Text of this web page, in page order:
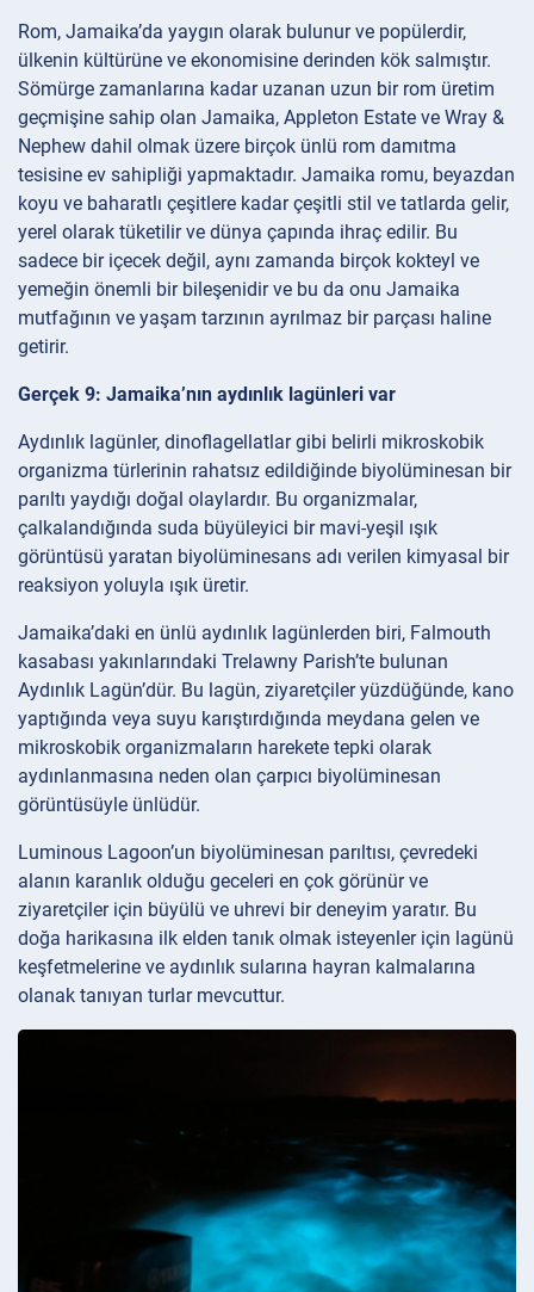
Rom, Jamaika’da yaygın olarak bulunur ve popülerdir,
ülkenin kültürüne ve ekonomisine derinden kök salmıştır.
Sömürge zamanlarına kadar uzanan uzun bir rom üretim
geçmişine sahip olan Jamaika, Appleton Estate ve Wray &
Nephew dahil olmak üzere birçok ünlü rom damıtma
tesisine ev sahipliği yapmaktadır. Jamaika romu, beyazdan
koyu ve baharatlı çeşitlere kadar çeşitli stil ve tatlarda gelir,
yerel olarak tüketilir ve dünya çapında ihraç edilir. Bu
sadece bir içecek değil, aynı zamanda birçok kokteyl ve
yemeğin önemli bir bileşenidir ve bu da onu Jamaika
mutfağının ve yaşam tarzının ayrılmaz bir parçası haline
getirir.
Gerçek 9: Jamaika’nın aydınlık lagünleri var
Aydınlık lagünler, dinoflagellatlar gibi belirli mikroskobik
organizma türlerinin rahatsız edildiğinde biyolüminesan bir
parıltı yaydığı doğal olaylardır. Bu organizmalar,
çalkalandığında suda büyüleyici bir mavi-yeşil ışık
görüntüsü yaratan biyolüminesans adı verilen kimyasal bir
reaksiyon yoluyla ışık üretir.
Jamaika’daki en ünlü aydınlık lagünlerden biri, Falmouth
kasabası yakınlarındaki Trelawny Parish’te bulunan
Aydınlık Lagün’dür. Bu lagün, ziyaretçiler yüzdüğünde, kano
yaptığında veya suyu karıştırdığında meydana gelen ve
mikroskobik organizmaların harekete tepki olarak
aydınlanmasına neden olan çarpıcı biyolüminesan
görüntüsüyle ünlüdür.
Luminous Lagoon’un biyolüminesan parıltısı, çevredeki
alanın karanlık olduğu geceleri en çok görünür ve
ziyaretçiler için büyülü ve uhrevi bir deneyim yaratır. Bu
doğa harikasına ilk elden tanık olmak isteyenler için lagünü
keşfetmelerine ve aydınlık sularına hayran kalmalarına
olanak tanıyan turlar mevcuttur.